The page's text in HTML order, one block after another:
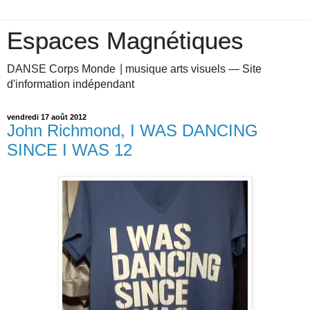
Espaces Magnétiques
DANSE Corps Monde ⎥ musique arts visuels — Site
d'information indépendant
vendredi 17 août 2012
John Richmond, I WAS DANCING
SINCE I WAS 12